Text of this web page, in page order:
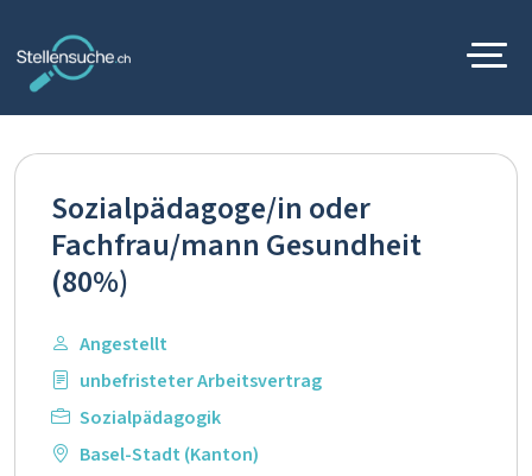
Sozialpädagoge/in oder
Fachfrau/mann Gesundheit
(80%)
Angestellt
unbefristeter Arbeitsvertrag
Sozialpädagogik
Basel-Stadt (Kanton)